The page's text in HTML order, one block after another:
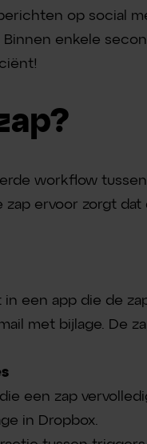
op social
Binnen enkele
workflow
zap ervoor zorgt
een app die de
met bijlage. De
een zap
in Dropbox.